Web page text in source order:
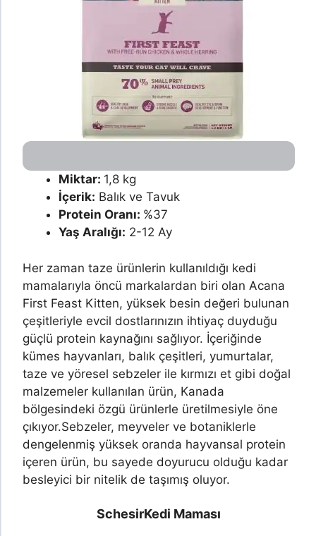
Miktar: 1,8 kg
İçerik: Balık ve Tavuk
Protein Oranı: %37
Yaş Aralığı: 2-12 Ay
Her zaman taze ürünlerin kullanıldığı kedi
mamalarıyla öncü markalardan biri olan Acana
First Feast Kitten, yüksek besin değeri bulunan
çeşitleriyle evcil dostlarınızın ihtiyaç duyduğu
güçlü protein kaynağını sağlıyor. İçeriğinde
kümes hayvanları, balık çeşitleri, yumurtalar,
taze ve yöresel sebzeler ile kırmızı et gibi doğal
malzemeler kullanılan ürün, Kanada
bölgesindeki özgü ürünlerle üretilmesiyle öne
çıkıyor.Sebzeler, meyveler ve botaniklerle
dengelenmiş yüksek oranda hayvansal protein
içeren ürün, bu sayede doyurucu olduğu kadar
besleyici bir nitelik de taşımış oluyor.
SchesirKedi Maması